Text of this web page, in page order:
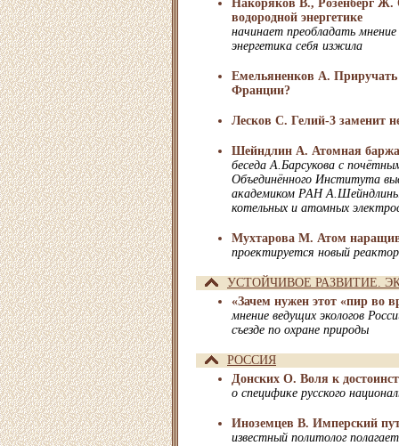
Накоряков В., Розенберг Ж.
водородной энергетике
начинает преобладать
энергетика себя изжила
Емельяненков А. Приручать
Франции?
Лесков С. Гелий-3 заменит
Шейндлин А. Атомная баржа
беседа А.Барсукова с
Объединённого Института
академиком РАН
котельных и атомных
Мухтарова М. Атом
проектируется новый
УСТОЙЧИВОЕ РАЗВИТИЕ.
«Зачем нужен этот «пир во
мнение ведущих экологов
съезде по охране природы
РОССИЯ
Донских О. Воля к
о специфике русского
Иноземцев В. Имперский
известный политолог